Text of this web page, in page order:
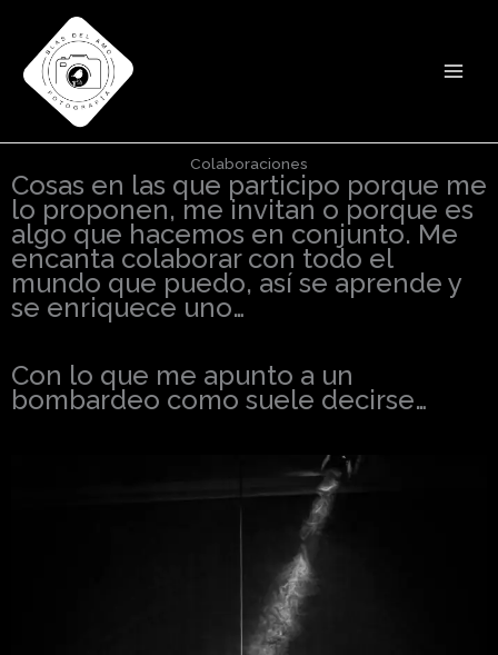
contenido
Colaboraciones
Cosas en las que participo porque me
lo proponen, me invitan o porque es
algo que hacemos en conjunto. Me
encanta colaborar con todo el
mundo que puedo, así se aprende y
se enriquece uno…
Con lo que me apunto a un
bombardeo como suele decirse…